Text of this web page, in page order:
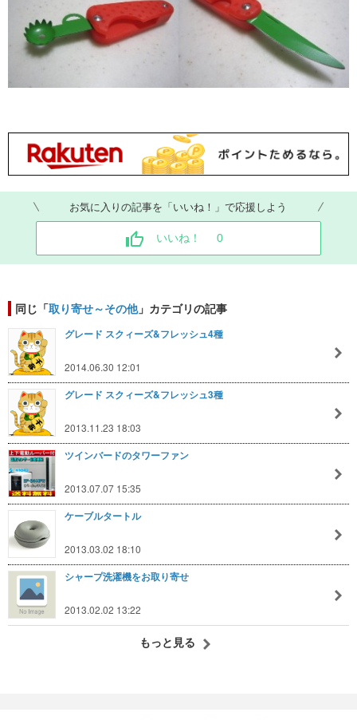
お気に入りの記事を「いいね！」で応援しよう
いいね！ 0
同じ「取り寄せ～その他」カテゴリの記事
グレード スクィーズ&フレッシュ4種
2014.06.30 12:01
グレード スクィーズ&フレッシュ3種
2013.11.23 18:03
ツインバードのタワーファン
2013.07.07 15:35
ケーブルタートル
2013.03.02 18:10
シャープ洗濯機をお取り寄せ
2013.02.02 13:22
もっと見る